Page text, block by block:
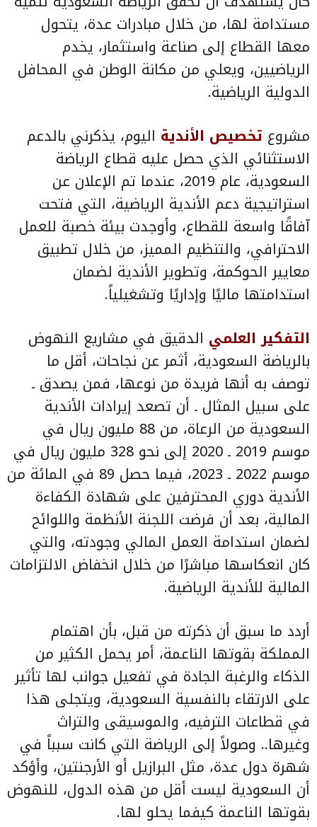
مستدامة لها، من خلال مبادرات عدة، يتحول
معها القطاع إلى صناعة واستثمار، يخدم
الرياضيين، ويعلي من مكانة الوطن في المحافل
الدولية الرياضية.
مشروع تخصيص الأندية اليوم، يذكرني بالدعم
الاستثنائي الذي حصل عليه قطاع الرياضة
السعودية، عام 2019، عندما تم الإعلان عن
استراتيجية دعم الأندية الرياضية، التي فتحت
آفاقًا واسعة للقطاع، وأوجدت بيئة خصبة للعمل
الاحترافي، والتنظيم المميز، من خلال تطبيق
معايير الحوكمة، وتطوير الأندية لضمان
استدامتها ماليًا وإداريًا وتشغيلياً.
التفكير العلمي الدقيق في مشاريع النهوض
بالرياضة السعودية، أثمر عن نجاحات، أقل ما
توصف به أنها فريدة من نوعها، فمن يصدق ـ
على سبيل المثال ـ أن تصعد إيرادات الأندية
السعودية من الرعاة، من 88 مليون ريال في
موسم 2019 ـ 2020 إلى نحو 328 مليون ريال في
موسم 2022 ـ 2023، فيما حصل 89 في المائة من
الأندية دوري المحترفين على شهادة الكفاءة
المالية، بعد أن فرضت اللجنة الأنظمة واللوائح
لضمان استدامة العمل المالي وجودته، والتي
كان انعكاسها مباشرًا من خلال انخفاض الالتزامات
المالية للأندية الرياضية.
أردد ما سبق أن ذكرته من قبل، بأن اهتمام
المملكة بقوتها الناعمة، أمر يحمل الكثير من
الذكاء والرغبة الجادة في تفعيل جوانب لها تأثير
على الارتقاء بالنفسية السعودية، ويتجلى هذا
في قطاعات الترفيه، والموسيقى والتراث
وغيرها.. وصولاً إلى الرياضة التي كانت سبباً في
شهرة دول عدة، مثل البرازيل أو الأرجنتين، وأؤكد
أن السعودية ليست أقل من هذه الدول، للنهوض
بقوتها الناعمة كيفما يحلو لها.